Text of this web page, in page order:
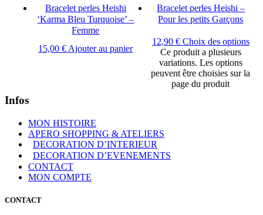
Bracelet perles Heishi
‘Karma Bleu Turquoise’ –
Femme
15,00€ Ajouter au panier
Bracelet perles Heishi –
Pour les petits Garçons
12,90 € Choix des options
Ce produit a plusieurs
variations. Les options
peuvent être choisies sur la
page du produit
Infos
MON HISTOIRE
APERO SHOPPING & ATELIERS
DECORATION D’INTERIEUR
DECORATION D’EVENEMENTS
CONTACT
MON COMPTE
CONTACT